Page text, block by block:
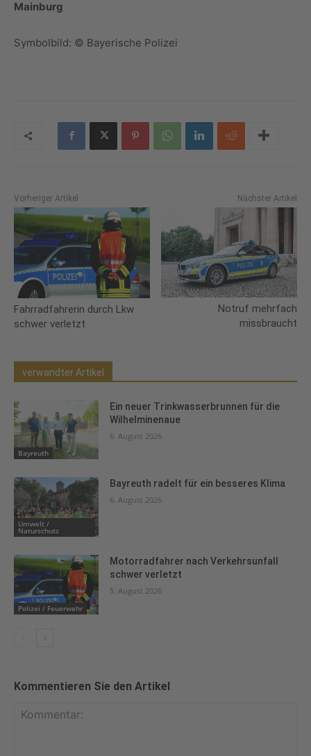
Mainburg
Symbolbild: © Bayerische Polizei
Vorheriger Artikel
Fahrradfahrerin durch Lkw
schwer verletzt
Nächster Artikel
Notruf mehrfach
missbraucht
verwandter Artikel
Bayreuth
Ein neuer Trinkwasserbrunnen für die
Wilhelminenaue
6. August 2026
Umwelt /
Naturschutz
Bayreuth radelt für ein besseres Klima
6. August 2026
Polizei / Feuerwehr
Motorradfahrer nach Verkehrsunfall
schwer verletzt
5. August 2026
Kommentieren Sie den Artikel